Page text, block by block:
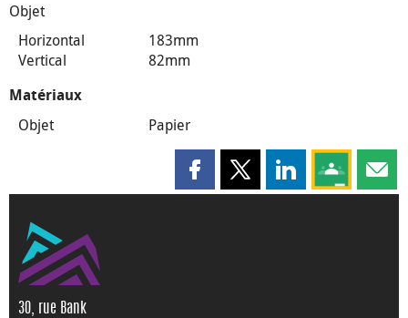
Objet
Horizontal
183mm
Vertical
82mm
Matériaux
Objet Papier
Partager cette page sur
Partager cette page sur X
Partager cette
Partagez
30, rue Bank